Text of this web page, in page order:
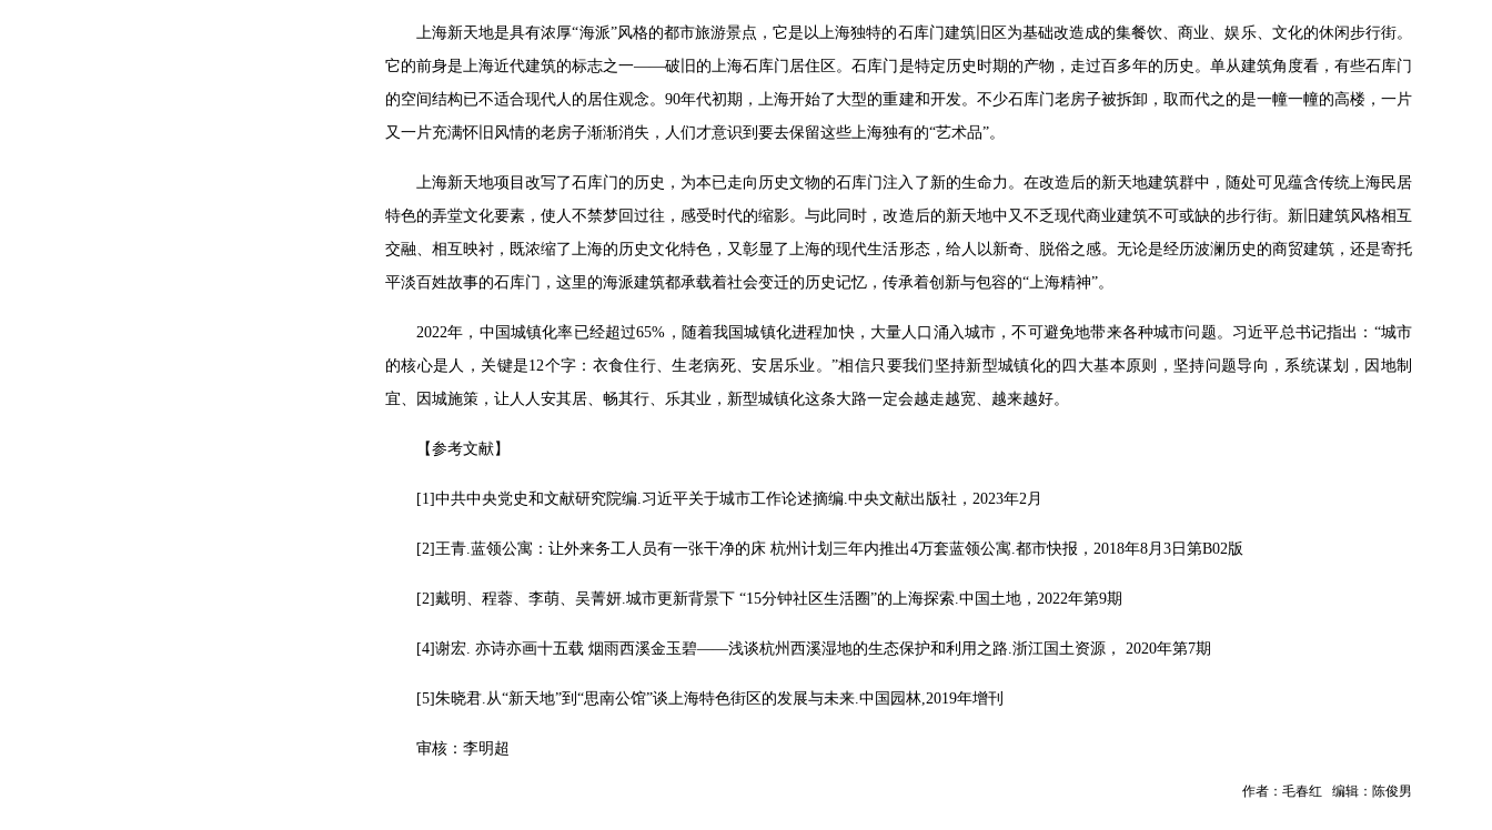
上海新天地是具有浓厚“海派”风格的都市旅游景点，它是以上海独特的石库门建筑旧区为基础改造成的集餐饮、商业、娱乐、文化的休闲步行街。
它的前身是上海近代建筑的标志之一——破旧的上海石库门居住区。石库门是特定历史时期的产物，走过百多年的历史。单从建筑角度看，有些石库门
的空间结构已不适合现代人的居住观念。90年代初期，上海开始了大型的重建和开发。不少石库门老房子被拆卸，取而代之的是一幢一幢的高楼，一片
又一片充满怀旧风情的老房子渐渐消失，人们才意识到要去保留这些上海独有的“艺术品”。
上海新天地项目改写了石库门的历史，为本已走向历史文物的石库门注入了新的生命力。在改造后的新天地建筑群中，随处可见蕴含传统上海民居
特色的弄堂文化要素，使人不禁梦回过往，感受时代的缩影。与此同时，改造后的新天地中又不乏现代商业建筑不可或缺的步行街。新旧建筑风格相互
交融、相互映衬，既浓缩了上海的历史文化特色，又彰显了上海的现代生活形态，给人以新奇、脱俗之感。无论是经历波澜历史的商贸建筑，还是寄托
平淡百姓故事的石库门，这里的海派建筑都承载着社会变迁的历史记忆，传承着创新与包容的“上海精神”。
2022年，中国城镇化率已经超过65%，随着我国城镇化进程加快，大量人口涌入城市，不可避免地带来各种城市问题。习近平总书记指出：“城市
的核心是人，关键是12个字：衣食住行、生老病死、安居乐业。”相信只要我们坚持新型城镇化的四大基本原则，坚持问题导向，系统谋划，因地制
宜、因城施策，让人人安其居、畅其行、乐其业，新型城镇化这条大路一定会越走越宽、越来越好。
【参考文献】
[1]中共中央党史和文献研究院编.习近平关于城市工作论述摘编.中央文献出版社，2023年2月
[2]王青.蓝领公寓：让外来务工人员有一张干净的床 杭州计划三年内推出4万套蓝领公寓.都市快报，2018年8月3日第B02版
[2]戴明、程蓉、李萌、吴菁妍.城市更新背景下 “15分钟社区生活圈”的上海探索.中国土地，2022年第9期
[4]谢宏. 亦诗亦画十五载 烟雨西溪金玉碧——浅谈杭州西溪湿地的生态保护和利用之路.浙江国土资源， 2020年第7期
[5]朱晓君.从“新天地”到“思南公馆”谈上海特色街区的发展与未来.中国园林,2019年增刊
审核：李明超
作者：毛春红 编辑：陈俊男